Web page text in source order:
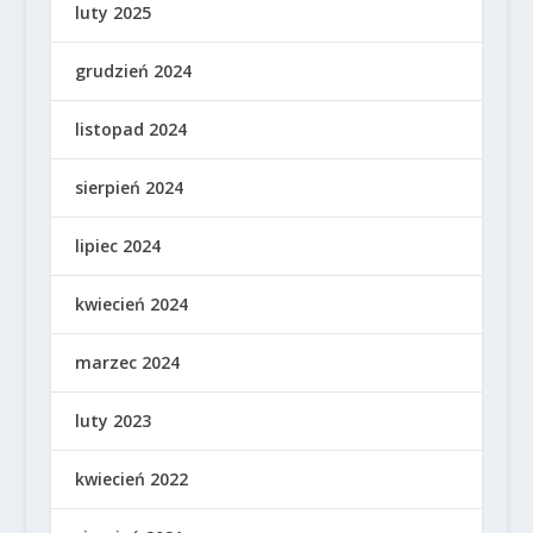
luty 2025
grudzień 2024
listopad 2024
sierpień 2024
lipiec 2024
kwiecień 2024
marzec 2024
luty 2023
kwiecień 2022